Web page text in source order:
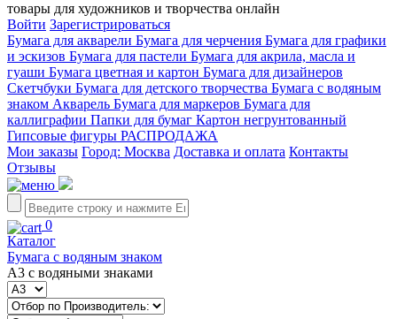
товары для художников и творчества онлайн
Войти Зарегистрироваться
Бумага для акварели Бумага для черчения Бумага для графики
и эскизов Бумага для пастели Бумага для акрила, масла и
гуаши Бумага цветная и картон Бумага для дизайнеров
Скетчбуки Бумага для детского творчества Бумага с водяным
знаком Акварель Бумага для маркеров Бумага для
каллиграфии Папки для бумаг Картон негрунтованный
Гипсовые фигуры РАСПРОДАЖА
Мои заказы Город: Москва Доставка и оплата Контакты
Отзывы
0
Каталог
Бумага с водяным знаком
А3 с водяными знаками